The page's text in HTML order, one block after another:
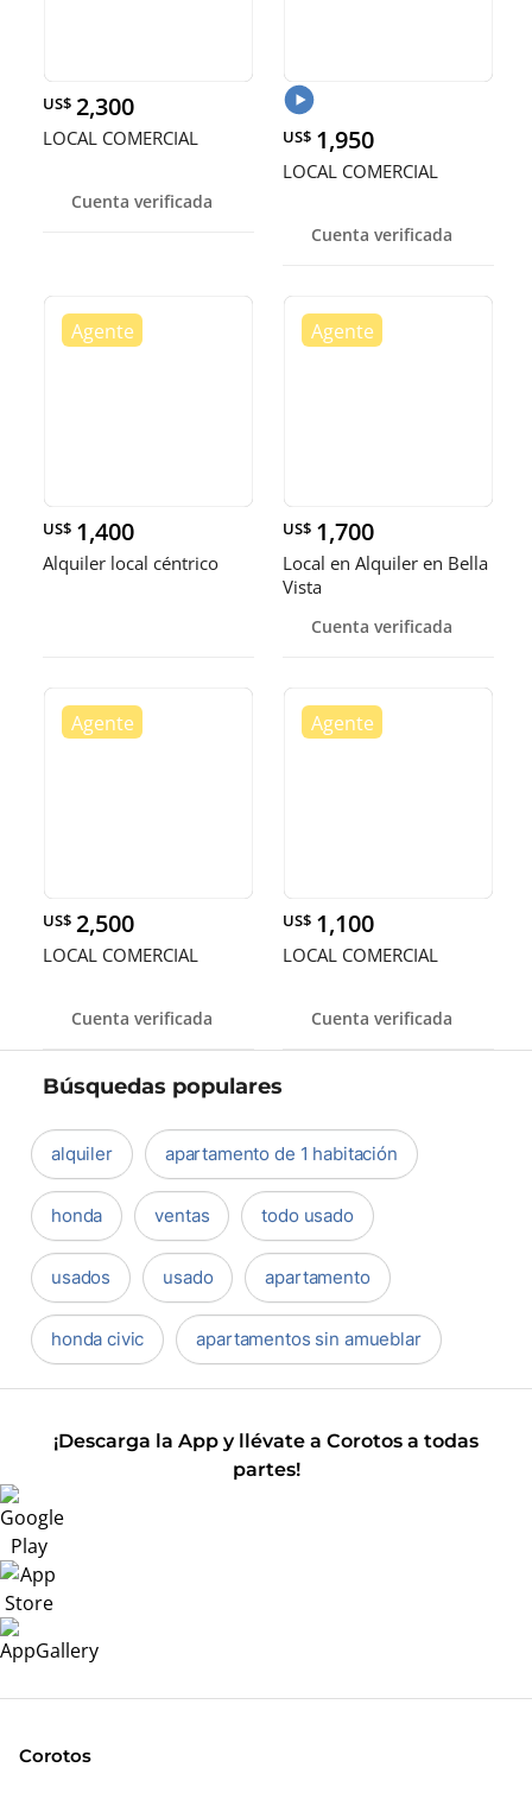
US$ 2,300
LOCAL COMERCIAL
Cuenta verificada
US$ 1,950
LOCAL COMERCIAL
Cuenta verificada
US$ 1,400
Alquiler local céntrico
US$ 1,700
Local en Alquiler en Bella
Vista
Cuenta verificada
US$ 2,500
LOCAL COMERCIAL
Cuenta verificada
US$ 1,100
LOCAL COMERCIAL
Cuenta verificada
Búsquedas populares
alquiler apartamento de 1 habitación
honda ventas todo usado
usados usado apartamento
honda civic apartamentos sin amueblar
¡Descarga la App y llévate a Corotos a todas
partes!
Corotos